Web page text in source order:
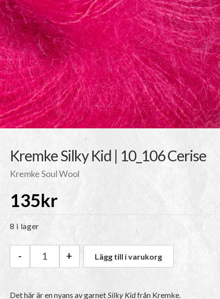
Kremke Silky Kid | 10_106 Cerise
Kremke Soul Wool
135kr
8 i lager
Kremke Silky Kid | 10_106 Cerise mängd
- + Lägg till i varukorg
Det här är en nyans av garnetSilky Kidfrån Kremke.